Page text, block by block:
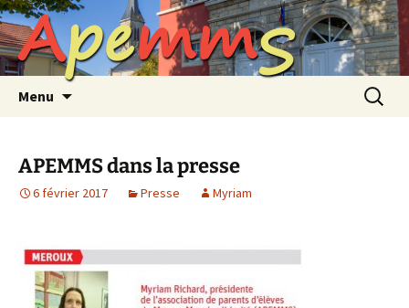
Aller
au
contenu
ApemmS
Menu
APEMMS dans la presse
6 février 2017 Presse Myriam